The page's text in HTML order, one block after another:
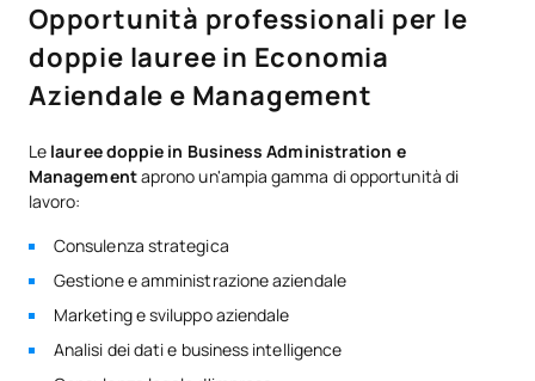
Opportunità professionali per le
doppie lauree in Economia
Aziendale e Management
Le lauree doppie in Business Administration e
Managementaprono un'ampia gamma di opportunità di
lavoro:
Consulenza strategica
Gestione e amministrazione aziendale
Marketing e sviluppo aziendale
Analisi dei dati e business intelligence